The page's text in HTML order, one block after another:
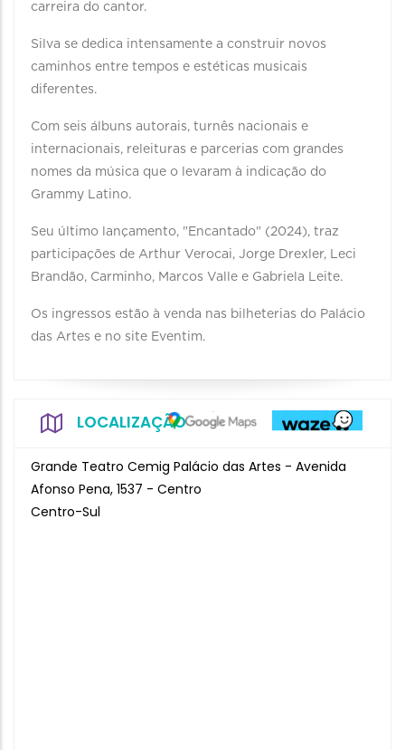
carreira do cantor.
Silva se dedica intensamente a construir novos
caminhos entre tempos e estéticas musicais
diferentes.
Com seis álbuns autorais, turnês nacionais e
internacionais, releituras e parcerias com grandes
nomes da música que o levaram à indicação do
Grammy Latino.
Seu último lançamento, "Encantado" (2024), traz
participações de Arthur Verocai, Jorge Drexler, Leci
Brandão, Carminho, Marcos Valle e Gabriela Leite.
Os ingressos estão à venda nas bilheterias do Palácio
das Artes e no site Eventim.
LOCALIZAÇÃO
Grande Teatro Cemig Palácio das Artes - Avenida
Afonso Pena, 1537 - Centro
Centro-Sul